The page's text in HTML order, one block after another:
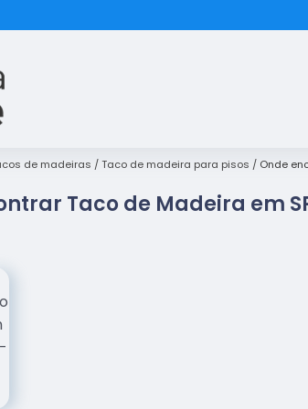
de madeiras Taco de madeira para pisos Onde
Taco de Madeira em